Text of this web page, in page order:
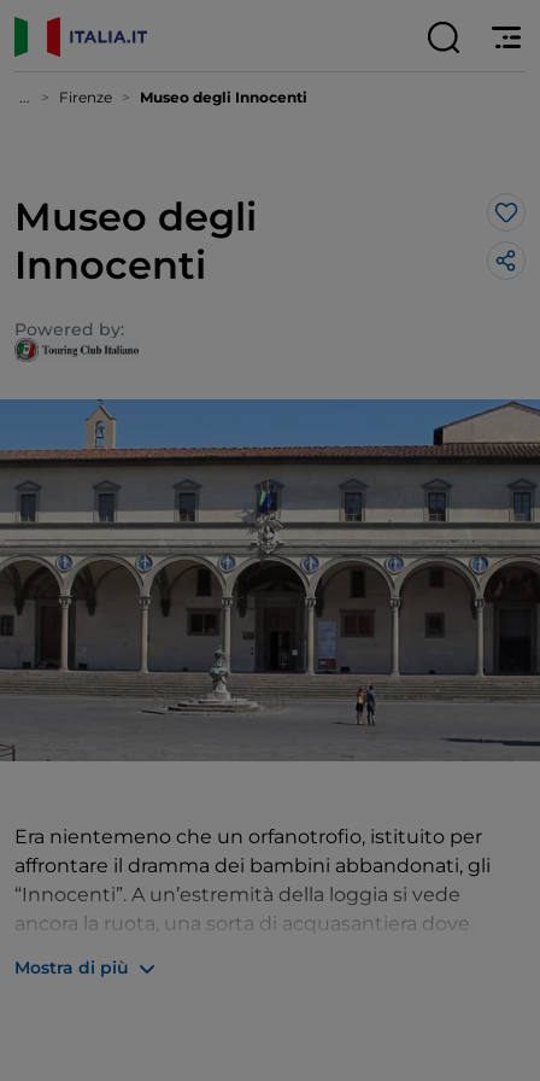
... Firenze Museo degli Innocenti
Museo degli
Innocenti
Powered by:
Era nientemeno che un orfanotrofio, istituito per
affrontare il dramma dei bambini abbandonati, gli
“Innocenti”. A un’estremità della loggia si vede
ancora la ruota, una sorta di acquasantiera dove
come trovatelli offerti alla città. Nonostante questa
Mostra di più